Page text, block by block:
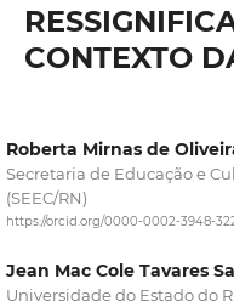
CONTEXTO
Roberta Mirnas de
Secretaria de Educação e
(SEEC/RN)
https://orcid.org/0000-0002-3948-
Jean Mac Cole Tavares
Universidade do Estado do